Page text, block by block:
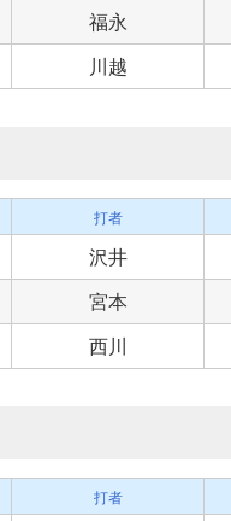
福永
川越
打者
沢井
宮本
西川
打者